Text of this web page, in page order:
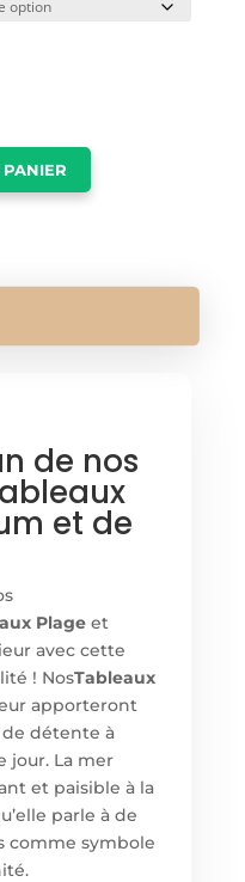
de nos
et de
Plageet
avec cette
! NosTableaux
apporteront
détente à
jour. La mer
et paisible à la
parle à de
comme symbole